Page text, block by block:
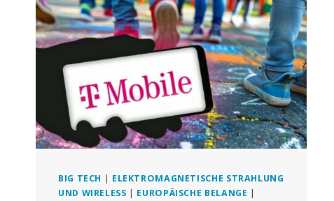
BIG TECH | ELEKTROMAGNETISCHE STRAHLUNG
UND WIRELESS | EUROPÄISCHE BELANGE |